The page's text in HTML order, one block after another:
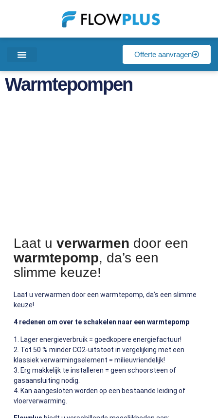
Offerte aanvragen
Warmtepompen
Laat u verwarmen door een
warmtepomp, da’s een
slimme keuze!
Laat u verwarmen door een warmtepomp, da’s een slimme
keuze!
4 redenen om over te schakelen naar een warmtepomp
1. Lager energieverbruik = goedkopere energiefactuur!
2. Tot 50 % minder CO2-uitstoot in vergelijking met een
klassiek verwarmingselement = milieuvriendelijk!
3. Erg makkelijk te installeren = geen schoorsteen of
gasaansluiting nodig.
4. Kan aangesloten worden op een bestaande leiding of
vloerverwarming.